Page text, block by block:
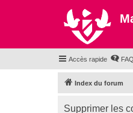
Accès rapide FAQ
Index du forum
Supprimer les